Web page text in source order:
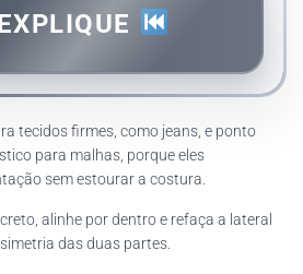
tecidos firmes, como jeans, e ponto
para malhas, porque eles
sem estourar a costura.
alinhe por dentro e refaça a lateral
das duas partes.